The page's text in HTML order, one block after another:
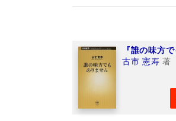
『誰の味方
古市 憲寿 著